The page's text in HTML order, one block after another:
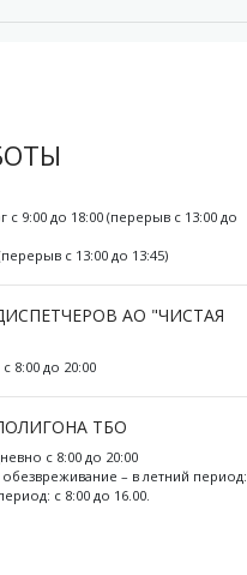
9:00 до 18:00 (перерыв с 13:00 до
с 13:00 до 13:45)
АО "ЧИСТАЯ
8:00 до 20:00
ТБО
с 8:00 до 20:00
– в летний
с 8:00 до 16.00.